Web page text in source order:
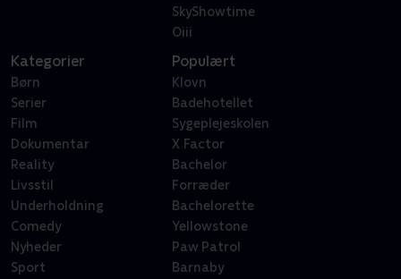
SkyShowtime
Oiii
Kategorier
Børn
Serier
Film
Dokumentar
Reality
Livsstil
Underholdning
Comedy
Nyheder
Sport
Populært
Klovn
Badehotellet
Sygeplejeskolen
X Factor
Bachelor
Forræder
Bachelorette
Yellowstone
Paw Patrol
Barnaby